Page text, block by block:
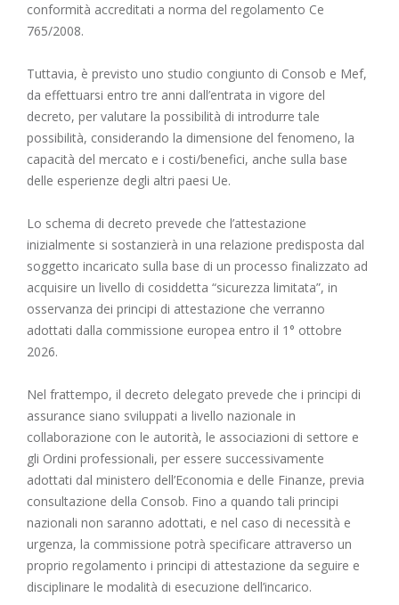
conformità accreditati a norma del regolamento Ce
765/2008.
Tuttavia, è previsto uno studio congiunto di Consob e Mef,
da effettuarsi entro tre anni dall’entrata in vigore del
decreto, per valutare la possibilità di introdurre tale
possibilità, considerando la dimensione del fenomeno, la
capacità del mercato e i costi/benefici, anche sulla base
delle esperienze degli altri paesi Ue.
Lo schema di decreto prevede che l’attestazione
inizialmente si sostanzierà in una relazione predisposta dal
soggetto incaricato sulla base di un processo finalizzato ad
acquisire un livello di cosiddetta “sicurezza limitata”, in
osservanza dei principi di attestazione che verranno
adottati dalla commissione europea entro il 1° ottobre
2026.
Nel frattempo, il decreto delegato prevede che i principi di
assurance siano sviluppati a livello nazionale in
collaborazione con le autorità, le associazioni di settore e
gli Ordini professionali, per essere successivamente
adottati dal ministero dell’Economia e delle Finanze, previa
consultazione della Consob. Fino a quando tali principi
nazionali non saranno adottati, e nel caso di necessità e
urgenza, la commissione potrà specificare attraverso un
proprio regolamento i principi di attestazione da seguire e
disciplinare le modalità di esecuzione dell’incarico.